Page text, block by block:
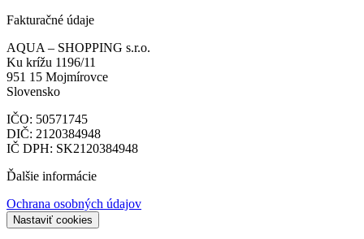
Fakturačné údaje
AQUA – SHOPPING s.r.o.
Ku krížu 1196/11
951 15 Mojmírovce
Slovensko
IČO: 50571745
DIČ: 2120384948
IČ DPH: SK2120384948
Ďalšie informácie
Ochrana osobných údajov
Nastaviť cookies